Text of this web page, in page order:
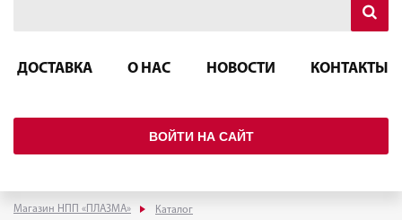
ДОСТАВКА О НАС НОВОСТИ КОНТАКТЫ
ВОЙТИ НА САЙТ
Магазин НПП «ПЛАЗМА»
Каталог